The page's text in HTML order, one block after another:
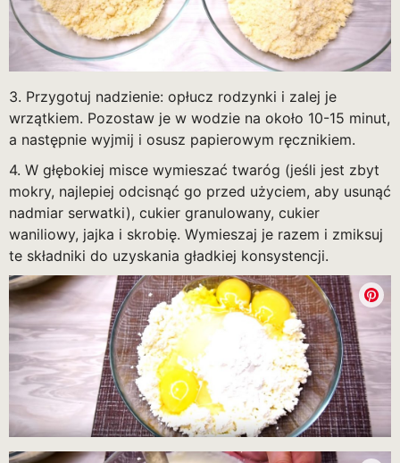
3. Przygotuj nadzienie: opłucz rodzynki i zalej je
wrzątkiem. Pozostaw je w wodzie na około 10-15 minut,
a następnie wyjmij i osusz papierowym ręcznikiem.
4. W głębokiej misce wymieszać twaróg (jeśli jest zbyt
mokry, najlepiej odcisnąć go przed użyciem, aby usunąć
nadmiar serwatki), cukier granulowany, cukier
waniliowy, jajka i skrobię. Wymieszaj je razem i zmiksuj
te składniki do uzyskania gładkiej konsystencji.